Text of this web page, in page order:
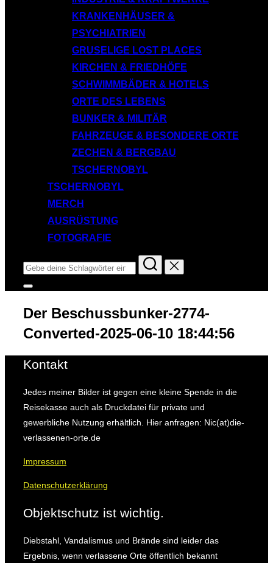
KRANKENHÄUSER &
PSYCHIATRIEN
GRUSELIGE LOST PLACES
KIRCHEN & FRIEDHÖFE
SCHWIMMBÄDER & HOTELS
ORTE DES LEBENS
BUNKER & MILITÄR
FAHRZEUGE & BESONDERE ORTE
ZECHEN & BERGBAU
TSCHERNOBYL
TSCHERNOBYL
MERCH
AUSRÜSTUNG
FOTOGRAFIE
Suchen
nach:
Seitenleiste
Navigation
umschalten
Der Beschussbunker-2774-
Converted-2025-06-10 18:44:56
Kontakt
Jedes meiner Bilder ist gegen eine kleine Spende in die
Reisekasse auch als Druckdatei für private und
gewerbliche Nutzung erhältlich. Hier anfragen: Nic(at)die-
verlassenen-orte.de
Impressum
Datenschutzerklärung
Objektschutz ist wichtig.
Diebstahl, Vandalismus und Brände sind leider das
Ergebnis, wenn verlassene Orte öffentlich bekannt